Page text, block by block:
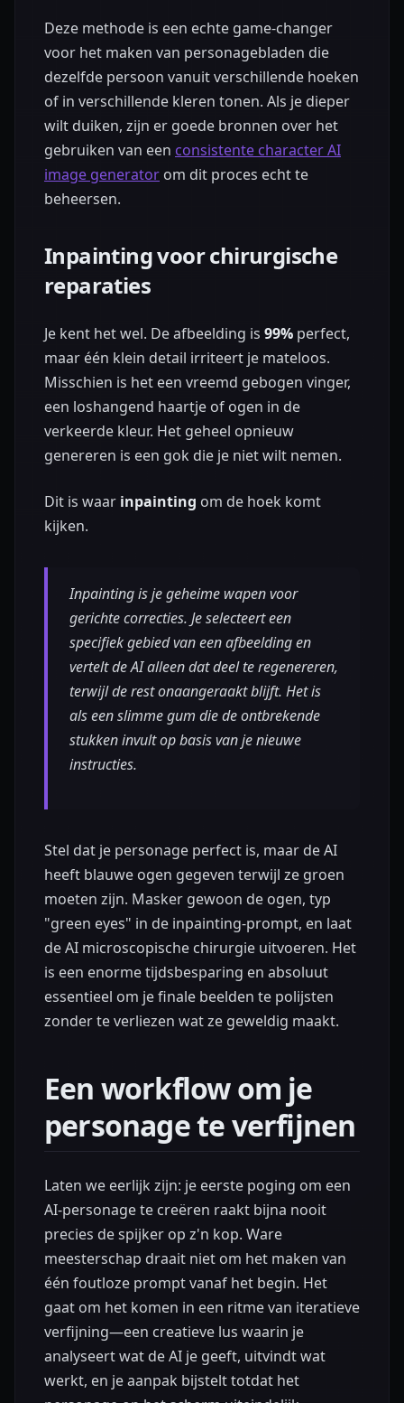
Deze methode is een echte game-changer
voor het maken van personagebladen die
dezelfde persoon vanuit verschillende hoeken
of in verschillende kleren tonen. Als je dieper
wilt duiken, zijn er goede bronnen over het
gebruiken van een consistente character AI
image generator om dit proces echt te
beheersen.
Inpainting voor chirurgische
reparaties
Je kent het wel. De afbeelding is 99% perfect,
maar één klein detail irriteert je mateloos.
Misschien is het een vreemd gebogen vinger,
een loshangend haartje of ogen in de
verkeerde kleur. Het geheel opnieuw
genereren is een gok die je niet wilt nemen.
Dit is waar inpainting om de hoek komt
kijken.
Inpainting is je geheime wapen voor
gerichte correcties. Je selecteert een
specifiek gebied van een afbeelding en
vertelt de AI alleen dat deel te regenereren,
terwijl de rest onaangeraakt blijft. Het is
als een slimme gum die de ontbrekende
stukken invult op basis van je nieuwe
instructies.
Stel dat je personage perfect is, maar de AI
heeft blauwe ogen gegeven terwijl ze groen
moeten zijn. Masker gewoon de ogen, typ
"green eyes" in de inpainting-prompt, en laat
de AI microscopische chirurgie uitvoeren. Het
is een enorme tijdsbesparing en absoluut
essentieel om je finale beelden te polijsten
zonder te verliezen wat ze geweldig maakt.
Een workflow om je
personage te verfijnen
Laten we eerlijk zijn: je eerste poging om een
AI-personage te creëren raakt bijna nooit
precies de spijker op z'n kop. Ware
meesterschap draait niet om het maken van
één foutloze prompt vanaf het begin. Het
gaat om het komen in een ritme van iteratieve
verfijning—een creatieve lus waarin je
analyseert wat de AI je geeft, uitvindt wat
werkt, en je aanpak bijstelt totdat het